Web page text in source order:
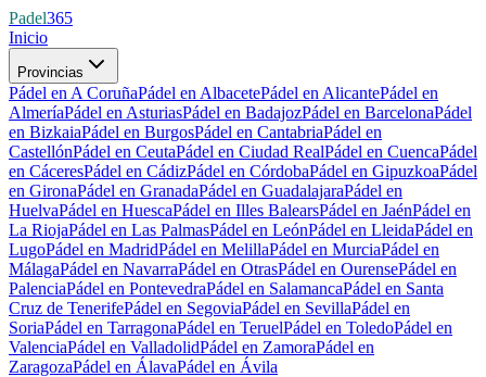
Padel365
Inicio
Provincias
Pádel en A CoruñaPádel en AlbacetePádel en AlicantePádel en
AlmeríaPádel en AsturiasPádel en BadajozPádel en BarcelonaPádel
en BizkaiaPádel en BurgosPádel en CantabriaPádel en
CastellónPádel en CeutaPádel en Ciudad RealPádel en CuencaPádel
en CáceresPádel en CádizPádel en CórdobaPádel en GipuzkoaPádel
en GironaPádel en GranadaPádel en GuadalajaraPádel en
HuelvaPádel en HuescaPádel en Illes BalearsPádel en JaénPádel en
La RiojaPádel en Las PalmasPádel en LeónPádel en LleidaPádel en
LugoPádel en MadridPádel en MelillaPádel en MurciaPádel en
MálagaPádel en NavarraPádel en OtrasPádel en OurensePádel en
PalenciaPádel en PontevedraPádel en SalamancaPádel en Santa
Cruz de TenerifePádel en SegoviaPádel en SevillaPádel en
SoriaPádel en TarragonaPádel en TeruelPádel en ToledoPádel en
ValenciaPádel en ValladolidPádel en ZamoraPádel en
ZaragozaPádel en ÁlavaPádel en Ávila